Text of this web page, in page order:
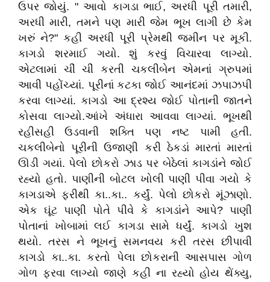
ઉપર જોયું. " આવો કાગડા ભાઈ, અરધી પૂરી તમારી,
અરધી મારી, તમને પણ મારી જેમ ભૂખ લાગી છે કેમ
ખરું ને?" કહી અરધી પૂરી પ્રેમથી જમીન પર મૂકી.
કાગડો શરમાઈ ગયો. શું કરવું વિચારવા લાગ્યો.
એટલામાં ચીં ચીં કરતી ચકલીબેન એમનાં ગ્રુપમાં
આવી પહોંચ્યાં. પૂરીનાં કટકા જોઈ આનંદમાં ઝપાઝપી
કરવા લાગ્યાં. કાગડો આ દ્રશ્ય જોઈ પોતાની જાતને
કોસવા લાગ્યો.આંખે અંધારા આવવા લાગ્યાં. ભૂખથી
રહીસહી ઉડવાની શક્તિ પણ નષ્ટ પામી હતી.
ચકલીબેનો પૂરીની ઉજાણી કરી ઠેકડાં મારતાં મારતાં
ઊડી ગયાં. પેલો છોકરો ઝાડ પર બેઠેલાં કાગડાંને જોઈ
રહ્યો હતો. પાણીની બોટલ ખોલી પાણી પીવા ગયો કે
કાગડાએ ફરીથી કા..કા.. કર્યું. પેલો છોકરો મૂંઝાણો.
એક ઘૂંટ પાણી પોતે પીવે કે કાગડાંને આપે? પાણી
પોતાનાં ખોબામાં લઈ કાગડા સામે ધર્યું. કાગડો ખુશ
થયો. તરસ ને ભૂખનું સમનવય કરી તરસ છીપાવી
કાગડો કા..કા. કરતો પેલા છોકરાની આસપાસ ગોળ
ગોળ ફરવા લાગ્યો જાણે કહી ના રહ્યો હોય થેંક્યુ,